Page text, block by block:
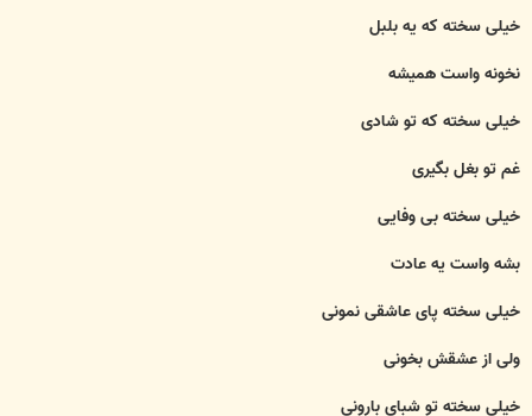
خیلی سخته که یه بلبل
نخونه واست همیشه
خیلی سخته که تو شادی
غم تو بغل بگیری
خیلی سخته بی وفایی
بشه واست یه عادت
خیلی سخته پای عاشقی نمونی
ولی از عشقش بخونی
خیلی سخته تو شبای بارونی